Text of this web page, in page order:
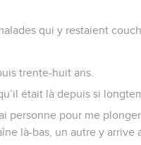
qui y restaient
trente-huit ans.
était là depuis si
personne pour me
là-bas, un autre y arrive